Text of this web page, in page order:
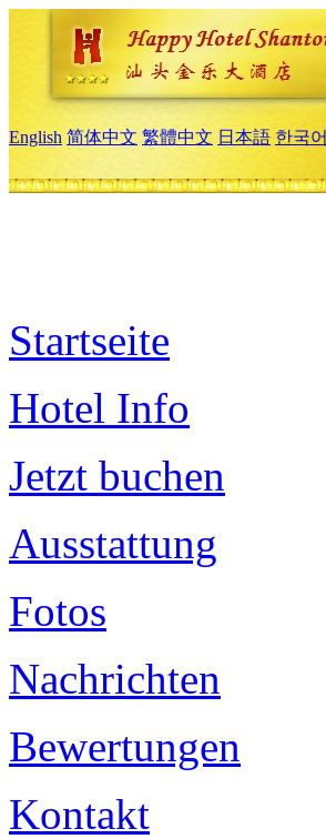
English 简体中文 繁體中文 日本語 한국어
Startseite
Hotel Info
Jetzt buchen
Ausstattung
Fotos
Nachrichten
Bewertungen
Kontakt